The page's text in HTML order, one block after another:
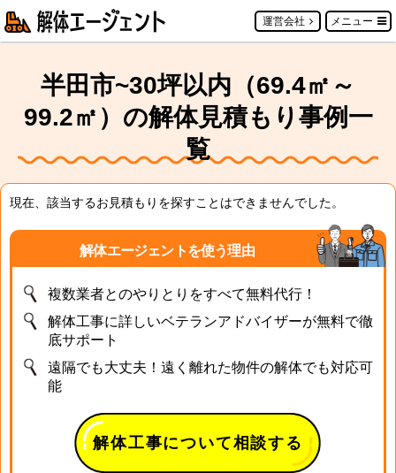
運営会社 メニュー
半田市~30坪以内（69.4㎡～
99.2㎡）の解体見積もり事例一
覧
現在、該当するお見積もりを探すことはできませんでした。
解体エージェントを使う理由
複数業者とのやりとりをすべて無料代行！
解体工事に詳しいベテランアドバイザーが無料で徹
底サポート
遠隔でも大丈夫！遠く離れた物件の解体でも対応可
能
解体工事について相談する